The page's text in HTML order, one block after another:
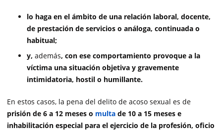
lo haga en el ámbito de una relación laboral, docente,
de prestación de servicios o análoga, continuada o
habitual;
y, además, con ese comportamiento provoque a la
víctima una situación objetiva y gravemente
intimidatoria, hostil o humillante.
En estos casos, la pena del delito de acoso sexual es de
prisión de 6 a 12 meses o multa de 10 a 15 meses e
inhabilitación especial para el ejercicio de la profesión, oficio